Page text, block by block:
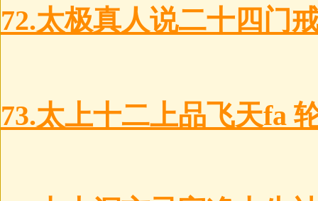
72.太极真人说二十四门
73.太上十二上品飞天fa